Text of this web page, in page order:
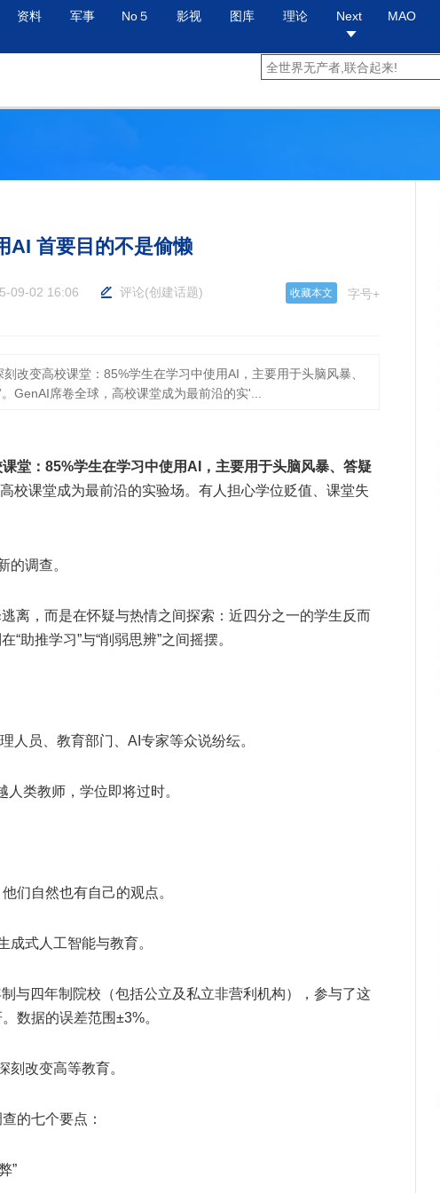
资料 军事 No５ 影视 图库 理论 Next MAO
AI 首要目的不是偷懒
字号+
09-02 16:06 评论(创建话题) 收藏本文
改变高校课堂：85%学生在学习中使用AI，主要用于头脑风暴、
GenAI席卷全球，高校课堂成为最前沿的实'...
堂：85%学生在学习中使用AI，主要用于头脑风暴、答疑
校课堂成为最前沿的实验场。有人担心学位贬值、课堂失
的调查。
离，而是在怀疑与热情之间探索：近四分之一的学生反而
助推学习”与“削弱思辨”之间摇摆。
人员、教育部门、AI专家等众说纷纭。
人类教师，学位即将过时。
们自然也有自己的观点。
成式人工智能与教育。
与四年制院校（包括公立及私立非营利机构），参与了这
数据的误差范围±3%。
刻改变高等教育。
的七个要点：
”